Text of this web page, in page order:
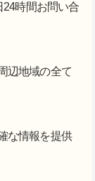
時間お問い合
辺地域の全て
な情報を提供